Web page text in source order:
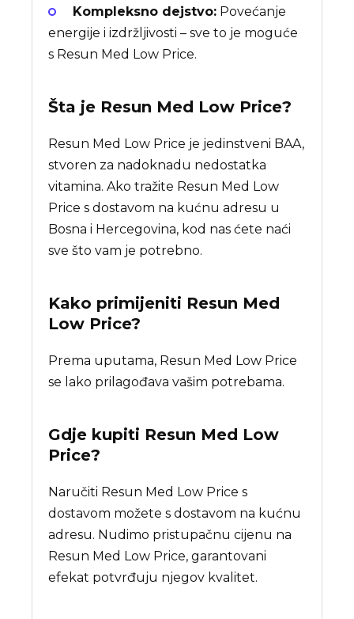
Kompleksno dejstvo: Povećanje
energije i izdržljivosti – sve to je moguće
s Resun Med Low Price.
Šta je Resun Med Low Price?
Resun Med Low Price je jedinstveni BAA,
stvoren za nadoknadu nedostatka
vitamina. Ako tražite Resun Med Low
Price s dostavom na kućnu adresu u
Bosna i Hercegovina, kod nas ćete naći
sve što vam je potrebno.
Kako primijeniti Resun Med
Low Price?
Prema uputama, Resun Med Low Price
se lako prilagođava vašim potrebama.
Gdje kupiti Resun Med Low
Price?
Naručiti Resun Med Low Price s
dostavom možete s dostavom na kućnu
adresu. Nudimo pristupačnu cijenu na
Resun Med Low Price, garantovani
efekat potvrđuju njegov kvalitet.